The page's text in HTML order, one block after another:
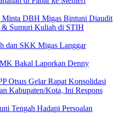
Minta DBH Migas Bintuni Diaudit
& Sumuri Kuliah di STIH
dan SKK Migas Langgar
Bakal Laporkan Denny
Otsus Gelar Rapat Konsolidasi
Kabupaten/Kota, Ini Respons
Tengah Hadapi Persoalan